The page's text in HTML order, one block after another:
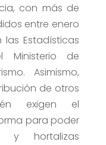
con más de
entre enero
las Estadísticas
Ministerio de
Asimismo,
de otros
exigen el
para poder
y hortalizas